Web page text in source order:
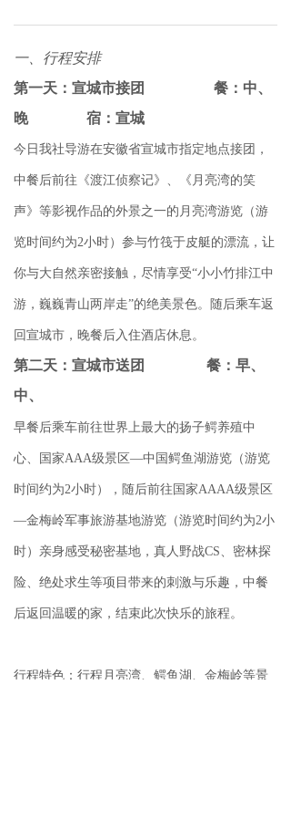
一、行程安排
第一天：宣城市接团 餐：中、
晚 宿：宣城
今日我社导游在安徽省宣城市指定地点接团，
中餐后前往《渡江侦察记》、《月亮湾的笑
声》等影视作品的外景之一的月亮湾游览（游
览时间约为2小时）参与竹筏于皮艇的漂流，让
你与大自然亲密接触，尽情享受“小小竹排江中
游，巍巍青山两岸走”的绝美景色。随后乘车返
回宣城市，晚餐后入住酒店休息。
第二天：宣城市送团 餐：早、
中、
早餐后乘车前往世界上最大的扬子鳄养殖中
心、国家AAA级景区—中国鳄鱼湖游览（游览
时间约为2小时），随后前往国家AAAA级景区
—金梅岭军事旅游基地游览（游览时间约为2小
时）亲身感受秘密基地，真人野战CS、密林探
险、绝处求生等项目带来的刺激与乐趣，中餐
后返回温暖的家，结束此次快乐的旅程。
行程特色：行程月亮湾、鳄鱼湖、金梅岭等景